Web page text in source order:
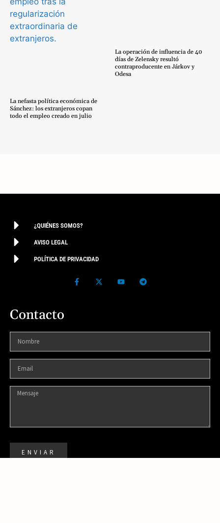
La nefasta política económica de
Sánchez: los extranjeros copan
todo el empleo creado en julio
La operación de influencia de 40
días de Zelensky resultó
contraproducente en Járkov y
Odesa
¿QUIÉNES SOMOS?
AVISO LEGAL
POLÍTICA DE PRIVACIDAD
Contacto
ENVIAR